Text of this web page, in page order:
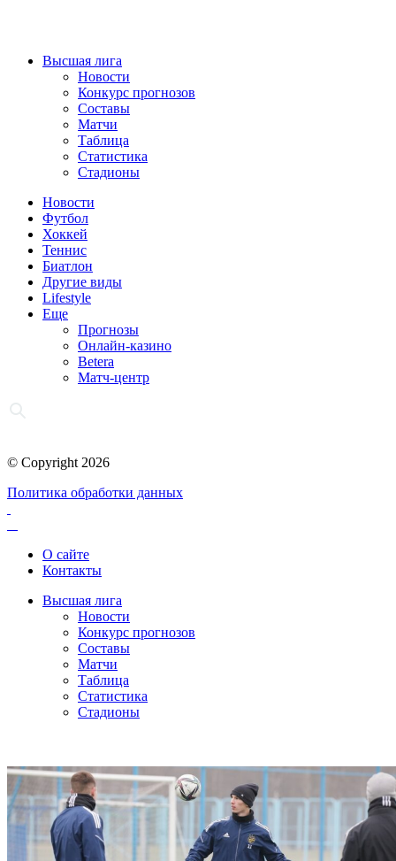
Высшая лига
Новости
Конкурс прогнозов
Составы
Матчи
Таблица
Статистика
Стадионы
Новости
Футбол
Хоккей
Теннис
Биатлон
Другие виды
Lifestyle
Еще
Прогнозы
Онлайн-казино
Betera
Матч-центр
© Copyright 2026
Политика обработки данных
О сайте
Контакты
Высшая лига
Новости
Конкурс прогнозов
Составы
Матчи
Таблица
Статистика
Стадионы